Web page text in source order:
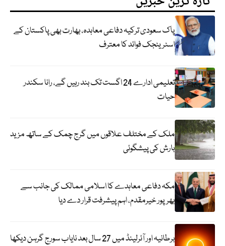
پاک سعودی ترکیہ دفاعی معاہدہ، بھارت بھی پاکستان کے
اسٹریٹجک فوائد کا معترف
تعلیمی ادارے 24 اگست تک بند رہیں گے، رانا سکندر
حیات
ملک کے مختلف علاقوں میں گرج چمک کے ساتھ مزید
بارش کی پیشگوئی
مکہ دفاعی معاہدے کا اسلامی ممالک کی جانب سے
بھرپور خیرمقدم، اہم پیشرفت قرار دے دیا
برطانیہ اور آئرلینڈ میں 27 سال بعد نایاب سورج گرہن دیکھا